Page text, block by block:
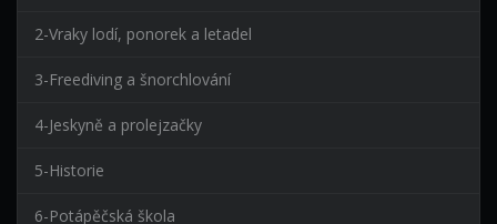
2-Vraky lodí, ponorek a letadel
3-Freediving a šnorchlování
4-Jeskyně a prolejzačky
5-Historie
6-Potápěčská škola